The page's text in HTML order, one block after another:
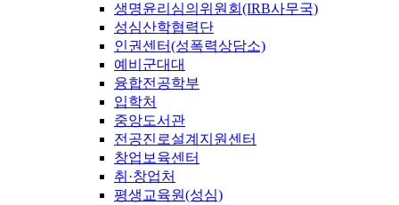
생명윤리심의위원회(IRB사무국)
성심산학협력단
인권센터(성폭력상담소)
예비군대대
융합전공학부
입학처
중앙도서관
전공진로설계지원센터
창업보육센터
취·창업처
평생교육원(성심)